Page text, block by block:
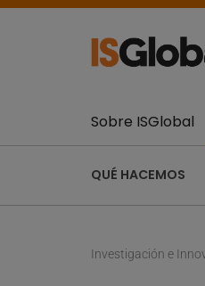
Sobre ISGlobal
QUÉ HACEMOS
Investigación e